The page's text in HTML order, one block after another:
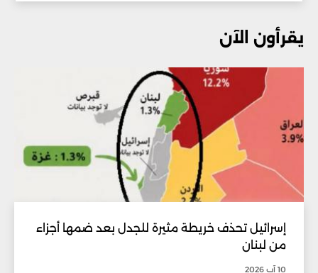
يقرأون الآن
إسرائيل تحذف خريطة مثيرة للجدل بعد ضمها أجزاء
من لبنان
10 آب 2026